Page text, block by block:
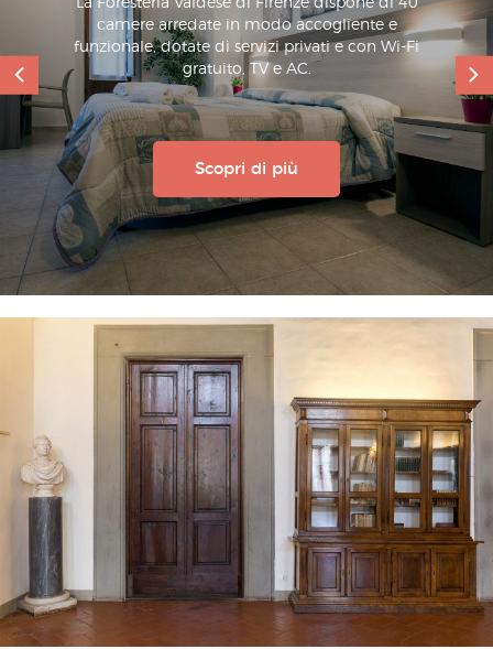
La Foresteria Valdese di Firenze dispone di 40
camere arredate in modo accogliente e
funzionale, dotate di servizi privati e con Wi-Fi
gratuito, TV e AC.
Scopri di più